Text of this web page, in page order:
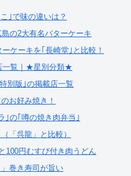
｣で味の違いは？
の2大有名バターケーキ
ケーキを｢長崎堂｣と比較！
一覧｜★星別分類★
別版｣の掲載店一覧
お好み焼き！
｣の｢噂の焼き肉弁当｣
「呉龍」と比較）
100円むすび付き肉うどん
巻き寿司が旨い